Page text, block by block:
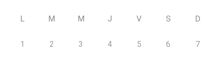
L M M J V S D
1 2 3 4 5 6 7